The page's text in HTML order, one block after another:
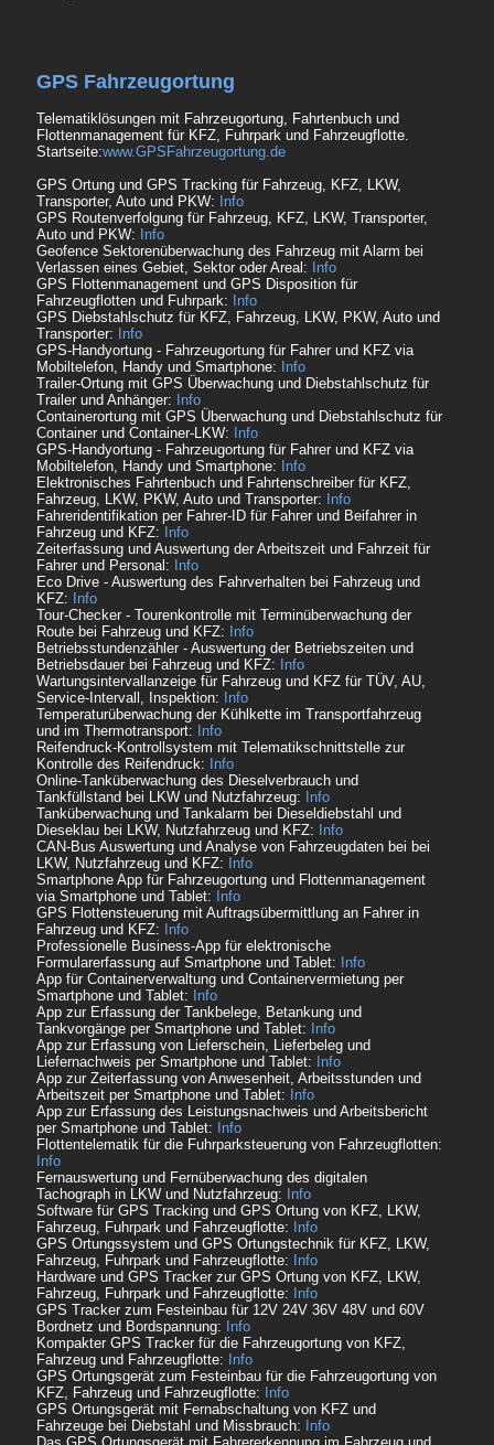
GPS Fahrzeugortung
Telematiklösungen mit Fahrzeugortung, Fahrtenbuch und
Flottenmanagement für KFZ, Fuhrpark und Fahrzeugflotte.
Startseite:www.GPSFahrzeugortung.de
GPS Ortung und GPS Tracking für Fahrzeug, KFZ, LKW,
Transporter, Auto und PKW:
Info
GPS Routenverfolgung für Fahrzeug, KFZ, LKW, Transporter,
Auto und PKW:
Info
Geofence Sektorenüberwachung des Fahrzeug mit Alarm bei
Verlassen eines Gebiet, Sektor oder Areal:
Info
GPS Flottenmanagement und GPS Disposition für
Fahrzeugflotten und Fuhrpark:
Info
GPS Diebstahlschutz für KFZ, Fahrzeug, LKW, PKW, Auto und
Transporter:
Info
GPS-Handyortung - Fahrzeugortung für Fahrer und KFZ via
Mobiltelefon, Handy und Smartphone:
Info
Trailer-Ortung mit GPS Überwachung und Diebstahlschutz für
Trailer und Anhänger:
Info
Containerortung mit GPS Überwachung und Diebstahlschutz für
Container und Container-LKW:
Info
GPS-Handyortung - Fahrzeugortung für Fahrer und KFZ via
Mobiltelefon, Handy und Smartphone:
Info
Elektronisches Fahrtenbuch und Fahrtenschreiber für KFZ,
Fahrzeug, LKW, PKW, Auto und Transporter:
Info
Fahreridentifikation per Fahrer-ID für Fahrer und Beifahrer in
Fahrzeug und KFZ:
Info
Zeiterfassung und Auswertung der Arbeitszeit und Fahrzeit für
Fahrer und Personal:
Info
Eco Drive - Auswertung des Fahrverhalten bei Fahrzeug und
KFZ:
Info
Tour-Checker - Tourenkontrolle mit Terminüberwachung der
Route bei Fahrzeug und KFZ:
Info
Betriebsstundenzähler - Auswertung der Betriebszeiten und
Betriebsdauer bei Fahrzeug und KFZ:
Info
Wartungsintervallanzeige für Fahrzeug und KFZ für TÜV, AU,
Service-Intervall, Inspektion:
Info
Temperaturüberwachung der Kühlkette im Transportfahrzeug
und im Thermotransport:
Info
Reifendruck-Kontrollsystem mit Telematikschnittstelle zur
Kontrolle des Reifendruck:
Info
Online-Tanküberwachung des Dieselverbrauch und
Tankfüllstand bei LKW und Nutzfahrzeug:
Info
Tanküberwachung und Tankalarm bei Dieseldiebstahl und
Dieseklau bei LKW, Nutzfahrzeug und KFZ:
Info
CAN-Bus Auswertung und Analyse von Fahrzeugdaten bei bei
LKW, Nutzfahrzeug und KFZ:
Info
Smartphone App für Fahrzeugortung und Flottenmanagement
via Smartphone und Tablet:
Info
GPS Flottensteuerung mit Auftragsübermittlung an Fahrer in
Fahrzeug und KFZ:
Info
Professionelle Business-App für elektronische
Formularerfassung auf Smartphone und Tablet:
Info
App für Containerverwaltung und Containervermietung per
Smartphone und Tablet:
Info
App zur Erfassung der Tankbelege, Betankung und
Tankvorgänge per Smartphone und Tablet:
Info
App zur Erfassung von Lieferschein, Lieferbeleg und
Liefernachweis per Smartphone und Tablet:
Info
App zur Zeiterfassung von Anwesenheit, Arbeitsstunden und
Arbeitszeit per Smartphone und Tablet:
Info
App zur Erfassung des Leistungsnachweis und Arbeitsbericht
per Smartphone und Tablet:
Info
Flottentelematik für die Fuhrparksteuerung von Fahrzeugflotten:
Info
Fernauswertung und Fernüberwachung des digitalen
Tachograph in LKW und Nutzfahrzeug:
Info
Software für GPS Tracking und GPS Ortung von KFZ, LKW,
Fahrzeug, Fuhrpark und Fahrzeugflotte:
Info
GPS Ortungssystem und GPS Ortungstechnik für KFZ, LKW,
Fahrzeug, Fuhrpark und Fahrzeugflotte:
Info
Hardware und GPS Tracker zur GPS Ortung von KFZ, LKW,
Fahrzeug, Fuhrpark und Fahrzeugflotte:
Info
GPS Tracker zum Festeinbau für 12V 24V 36V 48V und 60V
Bordnetz und Bordspannung:
Info
Kompakter GPS Tracker für die Fahrzeugortung von KFZ,
Fahrzeug und Fahrzeugflotte:
Info
GPS Ortungsgerät zum Festeinbau für die Fahrzeugortung von
KFZ, Fahrzeug und Fahrzeugflotte:
Info
GPS Ortungsgerät mit Fernabschaltung von KFZ und
Fahrzeuge bei Diebstahl und Missbrauch:
Info